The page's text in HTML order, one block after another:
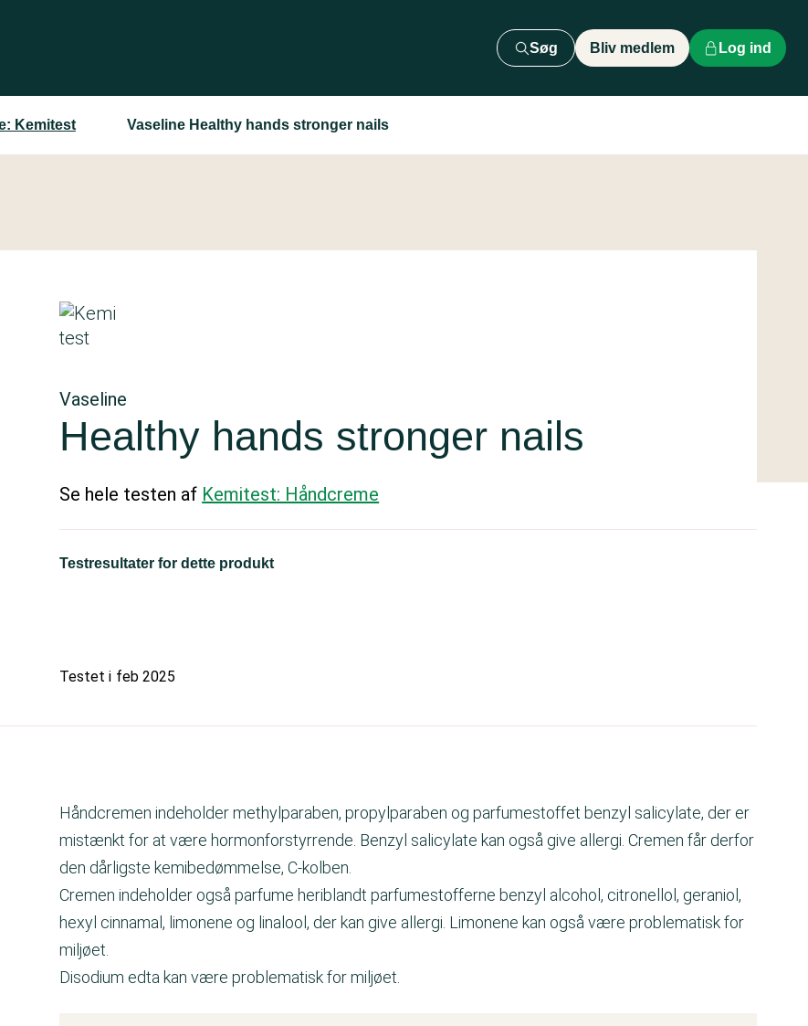
Søg Bliv medlem Log ind
Kemitest Vaseline Healthy hands stronger nails
Vaseline
Healthy hands stronger nails
Se hele testen af Kemitest: Håndcreme
Testresultater for dette produkt
Testet i feb 2025
Håndcremen indeholder methylparaben, propylparaben og parfumestoffet benzyl salicylate, der er
mistænkt for at være hormonforstyrrende. Benzyl salicylate kan også give allergi. Cremen får derfor
den dårligste kemibedømmelse, C-kolben.
Cremen indeholder også parfume heriblandt parfumestofferne benzyl alcohol, citronellol, geraniol,
hexyl cinnamal, limonene og linalool, der kan give allergi. Limonene kan også være problematisk for
miljøet.
Disodium edta kan være problematisk for miljøet.